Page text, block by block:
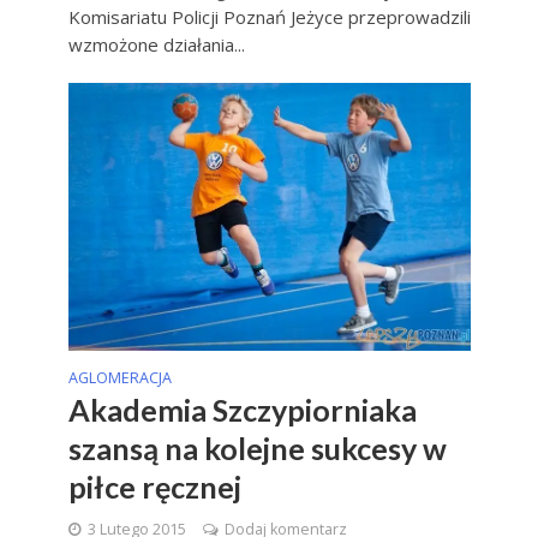
Komisariatu Policji Poznań Jeżyce przeprowadzili
wzmożone działania...
AGLOMERACJA
Akademia Szczypiorniaka
szansą na kolejne sukcesy w
piłce ręcznej
3 Lutego 2015 Dodaj komentarz